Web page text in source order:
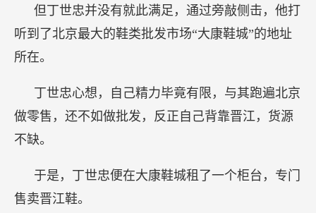
但丁世忠并没有就此满足，通过旁敲侧击，他打
听到了北京最大的鞋类批发市场“大康鞋城”的地址
所在。
丁世忠心想，自己精力毕竟有限，与其跑遍北京
做零售，还不如做批发，反正自己背靠晋江，货源
不缺。
于是，丁世忠便在大康鞋城租了一个柜台，专门
售卖晋江鞋。